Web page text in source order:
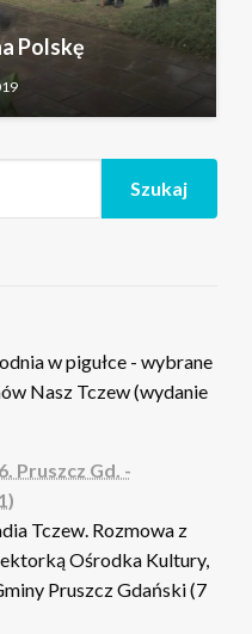
Polskę
w pigułce - wybrane
Nasz Tczew (wydanie
Pruszcz Gd. -
Tczew. Rozmowa z
Ośrodka Kultury,
Pruszcz Gdański (7